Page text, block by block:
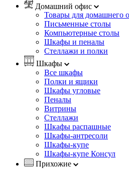
Домашний офис
Товары для домашнего
Письменные столы
Компьютерные столы
Шкафы и пеналы
Стеллажи и полки
Шкафы
Все шкафы
Полки и ящики
Шкафы угловые
Пеналы
Витрины
Стеллажи
Шкафы распашные
Шкафы-антресоли
Шкафы-купе
Шкафы-купе Консул
Прихожие